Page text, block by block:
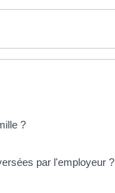
?
par l'employeur ?